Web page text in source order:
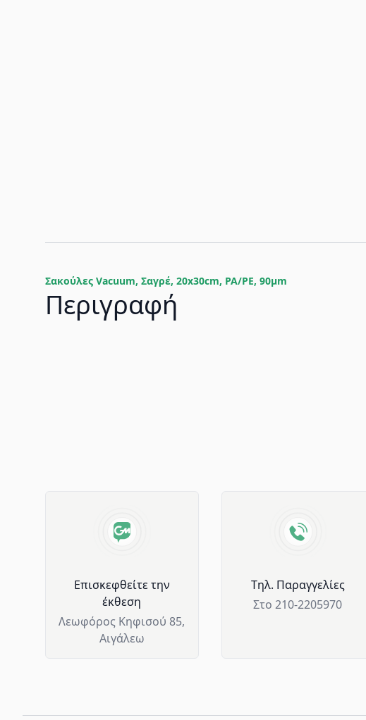
Σακούλες Vacuum, Σαγρέ, 20x30cm, PA/PE, 90μm
Περιγραφή
Επισκεφθείτε την
έκθεση
Λεωφόρος Κηφισού 85,
Αιγάλεω
Tηλ. Παραγγελίες
Στο 210-2205970